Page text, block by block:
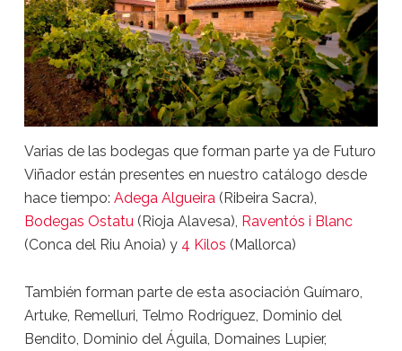
Varias de las bodegas que forman parte ya de Futuro
Viñador están presentes en nuestro catálogo desde
hace tiempo: Adega Algueira(Ribeira Sacra),
Bodegas Ostatu(Rioja Alavesa), Raventós i Blanc
(Conca del Riu Anoia) y 4 Kilos (Mallorca)
También forman parte de esta asociación Guímaro,
Artuke, Remelluri, Telmo Rodríguez, Dominio del
Bendito, Dominio del Águila, Domaines Lupier,